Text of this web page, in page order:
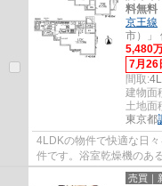
料無料
京王線
市）」
5,480
7月26
間取:
建物面
土地面
東京都
4LDKの物件で快適な日
件です。浴室乾燥機のあ
層ガラスは室内の明るさ
売買｜